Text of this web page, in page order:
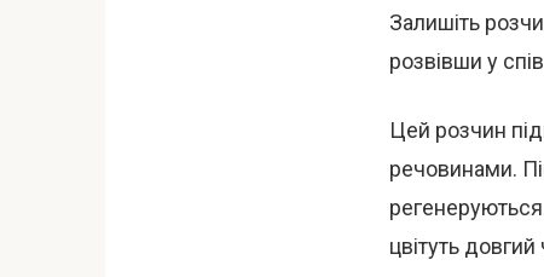
Залишіть
розвівши у
Цей розчин
речовинами.
цвітуть довгий